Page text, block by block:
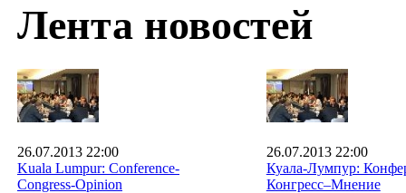
Лента новостей
26.07.2013 22:00
Kuala Lumpur: Conference-
Congress-Opinion
26.07.2013 22:00
Куала-Лумпур:
Конгресс–Мнение